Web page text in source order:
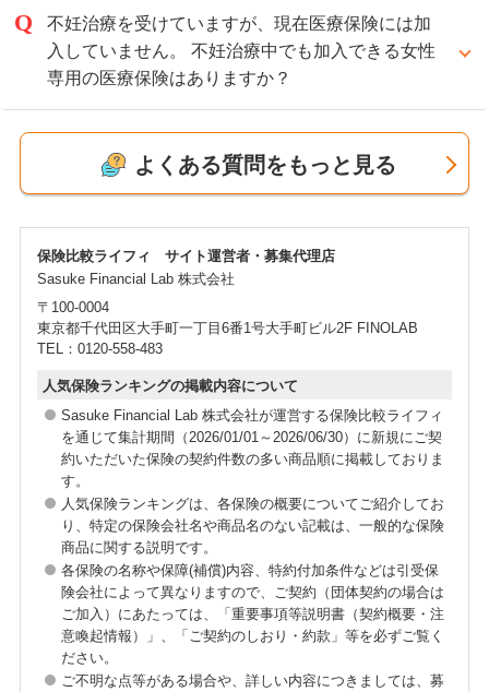
等によってはご加入いただけないケースもございます
ので、弊社にお気軽にお問い合わせください。
っています。
通常、一般の医療保険では妊娠中に入れる保険会社は
少なく、加入できても、いま現在の妊娠に起因する病
気は保障対象外となることがあります。
最近は妊婦専用の医療保険も販売されています。妊娠
週数を問わずにご加入いただくことができ、その妊娠
における帝王切開での入院などが保障される商品も取
り扱っています。
「妊婦保険」はこちら
不妊治療を受けていますが、現在医療保険には加
入していません。 不妊治療中でも加入できる女性
専用の医療保険はありますか？
不妊治療費用そのものは保障されませんが、不妊治療
中に発症するその他の病気の入院費用や手術費用など
をカバーできる保険を取り扱っています。
よくある質問をもっと見る
保険比較ライフィ サイト運営者・募集代理店
Sasuke Financial Lab 株式会社
〒100-0004
東京都千代田区大手町一丁目6番1号大手町ビル2F FINOLAB
TEL：0120-558-483
人気保険ランキングの掲載内容について
Sasuke Financial Lab 株式会社が運営する保険比較ライフィ
を通じて集計期間（2026/01/01～2026/06/30）に新規にご契
約いただいた保険の契約件数の多い商品順に掲載しておりま
す。
人気保険ランキングは、各保険の概要についてご紹介してお
り、特定の保険会社名や商品名のない記載は、一般的な保険
商品に関する説明です。
各保険の名称や保障(補償)内容、特約付加条件などは引受保
険会社によって異なりますので、ご契約（団体契約の場合は
ご加入）にあたっては、「重要事項等説明書（契約概要・注
意喚起情報）」、「ご契約のしおり・約款」等を必ずご覧く
ださい。
ご不明な点等がある場合や、詳しい内容につきましては、募